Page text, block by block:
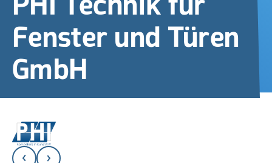
Fenster und Türen
GmbH